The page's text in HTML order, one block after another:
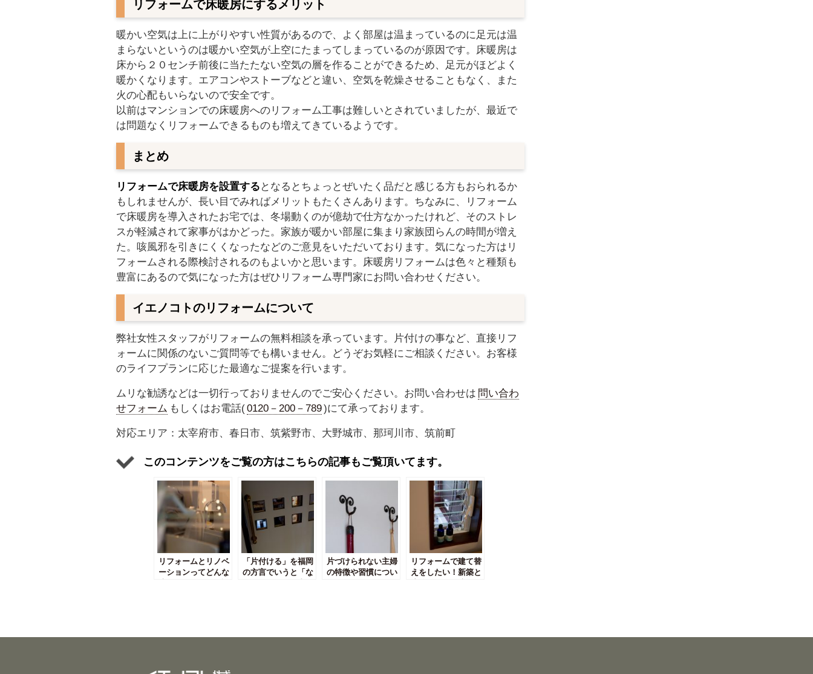
リフォームで床暖房にするメリット
暖かい空気は上に上がりやすい性質があるので、よく部屋は温まっているのに足元は温
まらないというのは暖かい空気が上空にたまってしまっているのが原因です。床暖房は
床から２０センチ前後に当たたない空気の層を作ることができるため、足元がほどよく
暖かくなります。エアコンやストーブなどと違い、空気を乾燥させることもなく、また
火の心配もいらないので安全です。
以前はマンションでの床暖房へのリフォーム工事は難しいとされていましたが、最近で
は問題なくリフォームできるものも増えてきているようです。
まとめ
リフォームで床暖房を設置する となるとちょっとぜいたく品だと感じる方もおられるか
もしれませんが、長い目でみればメリットもたくさんあります。ちなみに、リフォーム
で床暖房を導入されたお宅では、冬場動くのが億劫で仕方なかったけれど、そのストレ
スが軽減されて家事がはかどった。家族が暖かい部屋に集まり家族団らんの時間が増え
た。咳風邪を引きにくくなったなどのご意見をいただいております。気になった方はリ
フォームされる際検討されるのもよいかと思います。床暖房リフォームは色々と種類も
豊富にあるので気になった方はぜひリフォーム専門家にお問い合わせください。
イエノコトのリフォームについて
弊社女性スタッフがリフォームの無料相談を承っています。片付けの事など、直接リフ
ォームに関係のないご質問等でも構いません。どうぞお気軽にご相談ください。お客様
のライフプランに応じた最適なご提案を行います。
ムリな勧誘などは一切行っておりませんのでご安心ください。お問い合わせは 問い合わ
せフォーム もしくはお電話(0120－200－789)にて承っております。
対応エリア：太宰府市、春日市、筑紫野市、大野城市、那珂川市、筑前町
このコンテンツをご覧の方はこちらの記事もご覧頂いてます。
リフォームとリノベ
ーションってどんな
「片付ける」を福岡
の方言でいうと「な
片づけられない主婦
の特徴や習慣につい
リフォームで建て替
えをしたい！新築と